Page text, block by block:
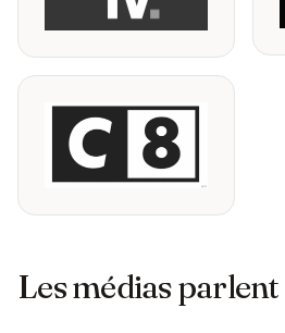
Les médias parlent